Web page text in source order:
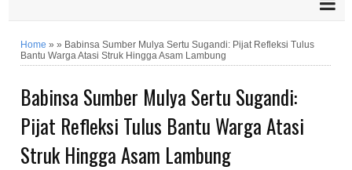
Home »» Babinsa Sumber Mulya Sertu Sugandi: Pijat Refleksi Tulus
Bantu Warga Atasi Struk Hingga Asam Lambung
Babinsa Sumber Mulya Sertu Sugandi:
Pijat Refleksi Tulus Bantu Warga Atasi
Struk Hingga Asam Lambung